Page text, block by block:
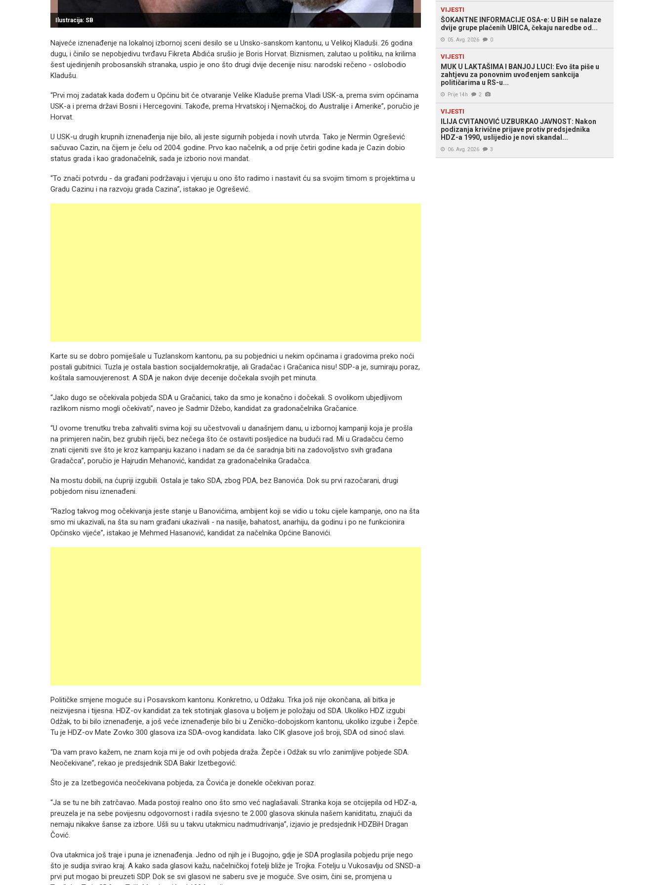
Ilustracija: SB
Najveće iznenađenje na lokalnoj izbornoj sceni desilo se u Unsko-sanskom kantonu, u Velikoj Kladuši. 26 godina
dugu, i činilo se nepobjedivu tvrđavu Fikreta Abdića srušio je Boris Horvat. Biznismen, zalutao u politiku, na krilima
šest ujedinjenih probosanskih stranaka, uspio je ono što drugi dvije decenije nisu: narodski rečeno - oslobodio
Kladušu.
“Prvi moj zadatak kada dođem u Općinu bit će otvaranje Velike Kladuše prema Vladi USK-a, prema svim općinama
USK-a i prema državi Bosni i Hercegovini. Takođe, prema Hrvatskoj i Njemačkoj, do Australije i Amerike”, poručio je
Horvat.
U USK-u drugih krupnih iznenađenja nije bilo, ali jeste sigurnih pobjeda i novih utvrda. Tako je Nermin Ogrešević
sačuvao Cazin, na čijem je čelu od 2004. godine. Prvo kao načelnik, a od prije četiri godine kada je Cazin dobio
status grada i kao gradonačelnik, sada je izborio novi mandat.
“To znači potvrdu - da građani podržavaju i vjeruju u ono što radimo i nastavit ću sa svojim timom s projektima u
Gradu Cazinu i na razvoju grada Cazina”, istakao je Ogrešević.
Karte su se dobro pomiješale u Tuzlanskom kantonu, pa su pobjednici u nekim općinama i gradovima preko noći
postali gubitnici. Tuzla je ostala bastion socijaldemokratije, ali Gradačac i Gračanica nisu! SDP-a je, sumiraju poraz,
koštala samouvjerenost. A SDA je nakon dvije decenije dočekala svojih pet minuta.
“Jako dugo se očekivala pobjeda SDA u Gračanici, tako da smo je konačno i dočekali. S ovolikom ubjedljivom
razlikom nismo mogli očekivati”, naveo je Sadmir Džebo, kandidat za gradonačelnika Gračanice.
“U ovome trenutku treba zahvaliti svima koji su učestvovali u današnjem danu, u izbornoj kampanji koja je prošla
na primjeren način, bez grubih riječi, bez nečega što će ostaviti posljedice na budući rad. Mi u Gradačcu ćemo
znati cijeniti sve što je kroz kampanju kazano i nadam se da će saradnja biti na zadovoljstvo svih građana
Gradačca”, poručio je Hajrudin Mehanović, kandidat za gradonačelnika Gradačca.
Na mostu dobili, na ćupriji izgubili. Ostala je tako SDA, zbog PDA, bez Banovića. Dok su prvi razočarani, drugi
pobjedom nisu iznenađeni.
“Razlog takvog mog očekivanja jeste stanje u Banovićima, ambijent koji se vidio u toku cijele kampanje, ono na šta
smo mi ukazivali, na šta su nam građani ukazivali - na nasilje, bahatost, anarhiju, da godinu i po ne funkcionira
Općinsko vijeće”, istakao je Mehmed Hasanović, kandidat za načelnika Općine Banovići.
Političke smjene moguće su i Posavskom kantonu. Konkretno, u Odžaku. Trka još nije okončana, ali bitka je
neizvijesna i tijesna. HDZ-ov kandidat za tek stotinjak glasova u boljem je položaju od SDA. Ukoliko HDZ izgubi
Odžak, to bi bilo iznenađenje, a još veće iznenađenje bilo bi u Zeničko-dobojskom kantonu, ukoliko izgube i Žepče.
Tu je HDZ-ov Mate Zovko 300 glasova iza SDA-ovog kandidata. Iako CIK glasove još broji, SDA od sinoć slavi.
“Da vam pravo kažem, ne znam koja mi je od ovih pobjeda draža. Žepče i Odžak su vrlo zanimljive pobjede SDA.
Neočekivane”, rekao je predsjednik SDA Bakir Izetbegović.
Što je za Izetbegovića neočekivana pobjeda, za Čovića je donekle očekivan poraz.
“Ja se tu ne bih zatrčavao. Mada postoji realno ono što smo već naglašavali. Stranka koja se otcijepila od HDZ-a,
preuzela je na sebe povijesnu odgovornost i radila svjesno te 2.000 glasova skinula našem kaniditatu, znajući da
nemaju nikakve šanse za izbore. Ušli su u takvu utakmicu nadmudrivanja”, izjavio je predsjednik HDZBiH Dragan
Čović.
Ova utakmica još traje i puna je iznenađenja. Jedno od njih je i Bugojno, gdje je SDA proglasila pobjedu prije nego
što je sudija svirao kraj. A kako sada glasovi kažu, načelničkoj fotelji bliže je Trojka. Fotelju u Vukosavlju od SNSD-a
prvi put mogao bi preuzeti SDP. Dok se svi glasovi ne saberu sve je moguće. Sve osim, čini se, promjena u
VIJESTI
ŠOKANTNE INFORMACIJE OSA-e: U BiH se nalaze
dvije grupe plaćenih UBICA, čekaju naredbe od...
05. Avg. 2026 0
VIJESTI
MUK U LAKTAŠIMA I BANJOJ LUCI: Evo šta piše u
zahtjevu za ponovnim uvođenjem sankcija
političarima u RS-u...
Prije 14h 2
VIJESTI
ILIJA CVITANOVIĆ UZBURKAO JAVNOST: Nakon
podizanja krivične prijave protiv predsjednika
HDZ-a 1990, uslijedio je novi skandal...
06. Avg. 2026 3